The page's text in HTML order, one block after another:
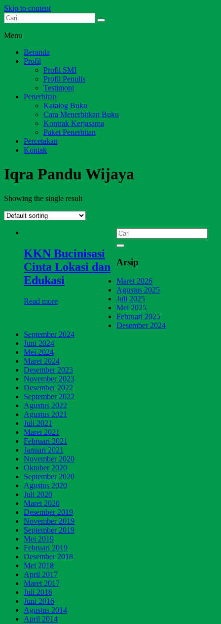
Skip to content
Dari Jambi untuk Indonesia
Menu
Beranda
Profil
Profil SMI
Profil Penulis
Testimoni
Penerbitan
Katalog Buku
Cara Menerbitkan Buku
Kontrak Kerjasama
Paket Penerbitan
Percetakan
Kontak
Iqra Pandu Wijaya
Showing the single result
KKN Bucinisasi
Cinta Lokasi dan
Edukasi
Read more
Arsip
Maret 2026
Agustus 2025
Juli 2025
Mei 2025
Februari 2025
Desember 2024
September 2024
Juni 2024
Mei 2024
Maret 2024
Desember 2023
November 2023
Desember 2022
September 2022
Agustus 2022
Agustus 2021
Juli 2021
Maret 2021
Februari 2021
Januari 2021
November 2020
Oktober 2020
September 2020
Agustus 2020
Juli 2020
Maret 2020
Desember 2019
November 2019
September 2019
Mei 2019
Februari 2019
Desember 2018
Mei 2018
April 2017
Maret 2017
Juli 2016
Juni 2016
Agustus 2014
April 2014